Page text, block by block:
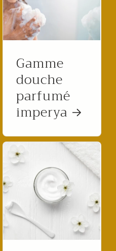
Gamme
douche
parfumé
imperya